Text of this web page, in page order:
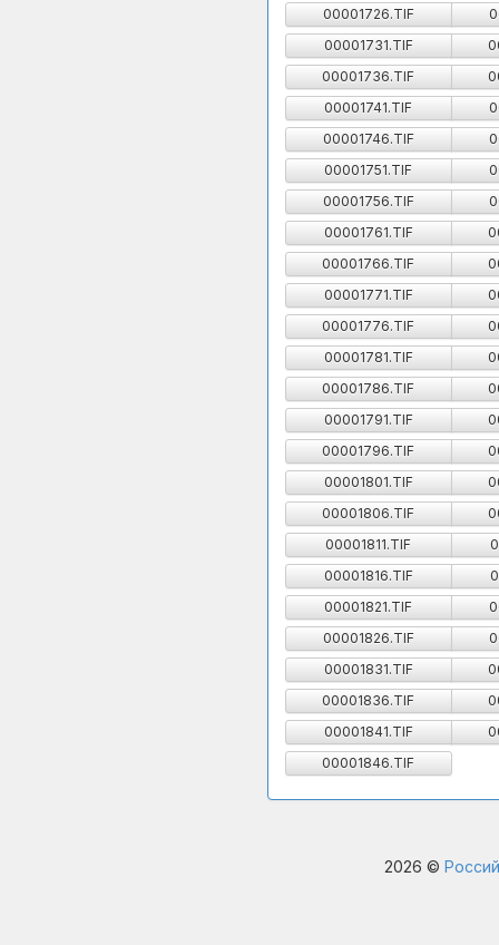
00001726.TIF
00001731.TIF
00001736.TIF
00001741.TIF
00001746.TIF
00001751.TIF
00001756.TIF
00001761.TIF
00001766.TIF
00001771.TIF
00001776.TIF
00001781.TIF
00001786.TIF
00001791.TIF
00001796.TIF
00001801.TIF
00001806.TIF
00001811.TIF
00001816.TIF
00001821.TIF
00001826.TIF
00001831.TIF
00001836.TIF
00001841.TIF
00001846.TIF
2026 ©